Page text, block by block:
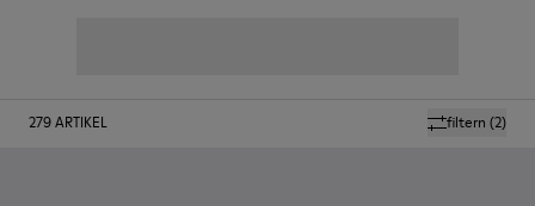
filtern (2)
279ARTIKEL